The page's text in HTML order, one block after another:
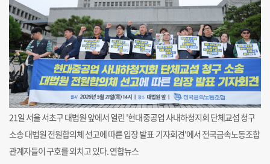
21일 서울 서초구 대법원 앞에서 열린 '현대중공업 사내하청지회 단체교섭 청구
소송 대법원 전원합의체 선고에 따른 입장 발표 기자회견'에서 전국금속노동조합
관계자들이 구호를 외치고 있다. 연합뉴스